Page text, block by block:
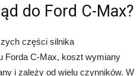
do Ford C-Max?
części silnika
Forda C-Max, koszt wymiany
i zależy od wielu czynników. W